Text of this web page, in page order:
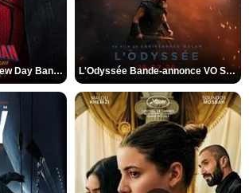
Spider-Man: Brand New Day Bande-annonce VO STFR L'Odyssée Bande-annonce VO STFR